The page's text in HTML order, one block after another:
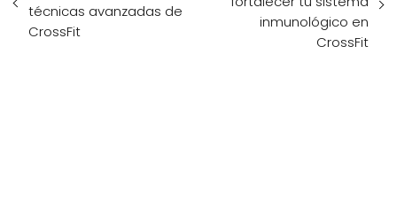
técnicas avanzadas de
CrossFit
inmunológico en
CrossFit